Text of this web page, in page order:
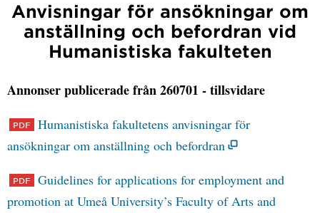
Anvisningar för ansökningar om
anställning och befordran vid
Humanistiska fakulteten
Annonser publicerade från 260701 - tillsvidare
Humanistiska fakultetens anvisningar för
ansökningar om anställning och befordran
Guidelines for applications for employment and
promotion at Umeå University’s Faculty of Arts and